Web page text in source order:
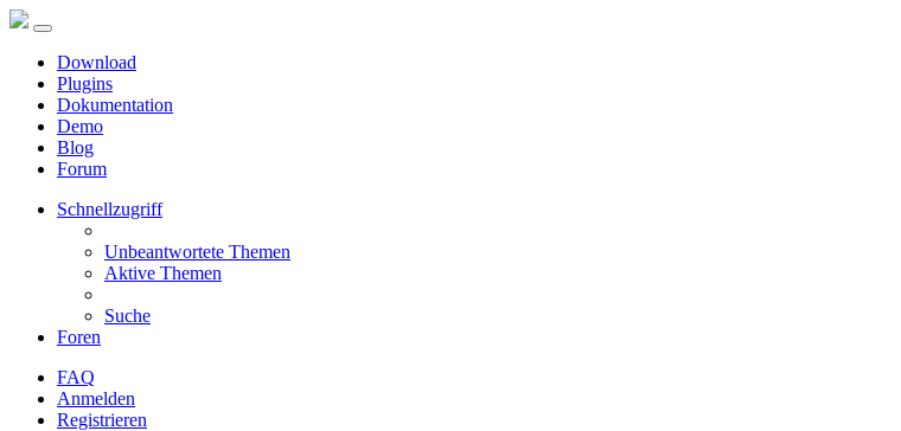
Download
Plugins
Dokumentation
Demo
Blog
Forum
Schnellzugriff
Unbeantwortete Themen
Aktive Themen
Suche
Foren
FAQ
Anmelden
Registrieren